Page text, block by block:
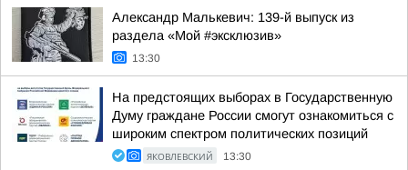
Александр Малькевич: 139-й выпуск из
раздела «Мой #эксклюзив»
13:30
На предстоящих выборах в Государственную
Думу граждане России смогут ознакомиться с
широким спектром политических позиций
ЯКОВЛЕВСКИЙ 13:30